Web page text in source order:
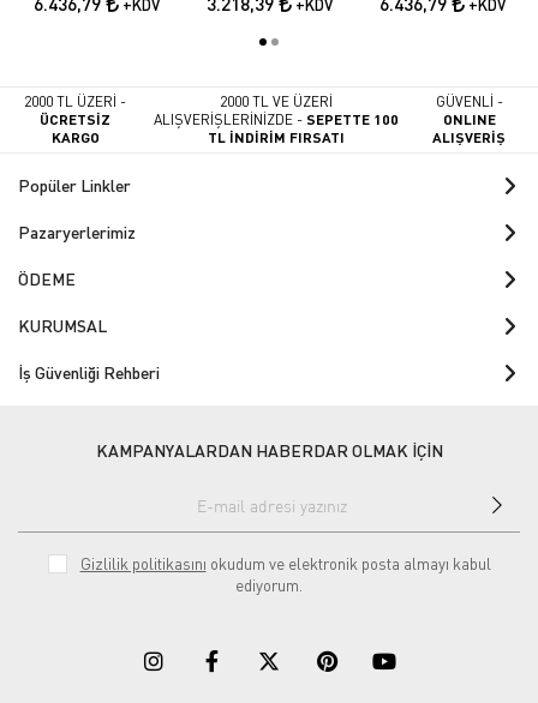
+KDV +KDV +KDV
2000 TL ÜZERİ -
ÜCRETSİZ
KARGO
2000 TL VE ÜZERİ
ALIŞVERİŞLERİNİZDE -SEPETTE 100
TL İNDİRİM FIRSATI
GÜVENLİ -
ONLINE
ALIŞVERİŞ
Popüler Linkler
Pazaryerlerimiz
ÖDEME
KURUMSAL
İş Güvenliği Rehberi
KAMPANYALARDAN HABERDAR OLMAK İÇİN
Gizlilik politikasını okudum ve elektronik posta almayı kabul
ediyorum.